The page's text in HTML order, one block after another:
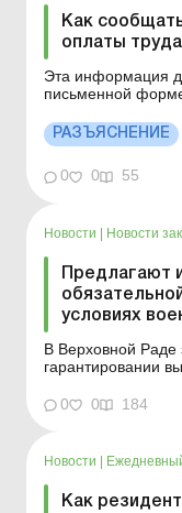
Как
оплаты труда
Эта информация
письменной
по теме: Работники выполняют работу на дому: куда
платить налоги с зарплаты?
наличными с 1
соответствии со ...
РАЗЪЯСНЕНИЕ
0 0 55
Новости | Новости
Предлагают
условиях
В Верховной Раде
гарантировании
своих трудовых
боевых действий
отношения в
0 0 184
Новости |
Как